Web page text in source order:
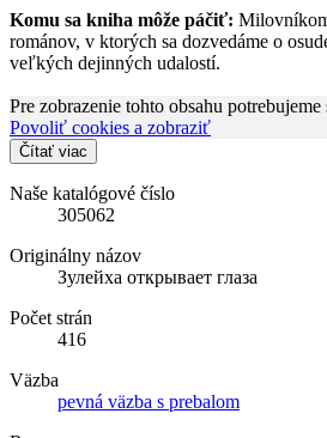
Komu sa kniha môže páčiť:
románov, v ktorých sa dozvedáme o
veľkých dejinných udalostí.
Pre zobrazenie tohto obsahu potrebujeme
Povoliť cookies a zobraziť
Čítať viac
Naše katalógové číslo
305062
Originálny názov
Зулейха открывает глаза
Počet strán
416
Väzba
pevná väzba s prebalom